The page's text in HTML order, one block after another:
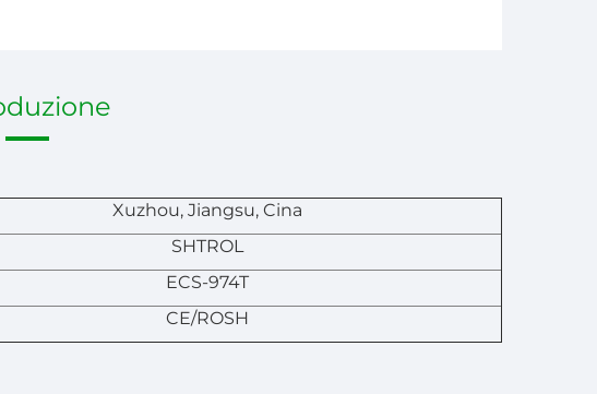
Xuzhou, Jiangsu, Cina
SHTROL
ECS-974T
CE/ROSH